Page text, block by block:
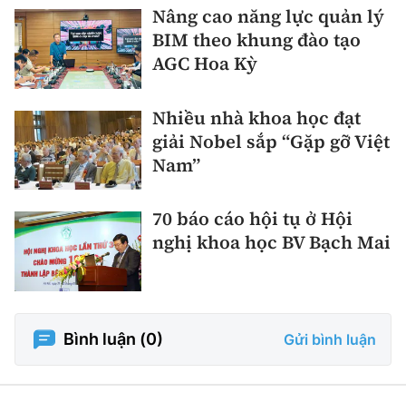
Nâng cao năng lực quản lý
BIM theo khung đào tạo
AGC Hoa Kỳ
Nhiều nhà khoa học đạt
giải Nobel sắp “Gặp gỡ Việt
Nam”
70 báo cáo hội tụ ở Hội
nghị khoa học BV Bạch Mai
Bình luận (0) Gửi bình luận